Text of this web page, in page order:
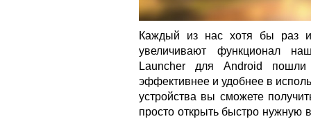
Каждый из нас хотя бы раз
увеличивают функционал
Launcher для Android
эффективнее и удобнее в
устройства вы сможете
просто открыть быстро нужную